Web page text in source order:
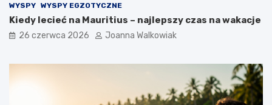
WYSPY WYSPY EGZOTYCZNE
Kiedy lecieć na Mauritius – najlepszy czas na wakacje
26 czerwca 2026 Joanna Walkowiak